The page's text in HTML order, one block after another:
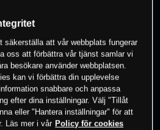
har en position i detta
handla
säkerställa att vår webbplats fungerar
oss att förbättra vår tjänst samlar vi
besökare använder webbplatsen.
kan vi förbättra din upplevelse
snabbare och anpassa
efter dina inställningar. Välj "Tillåt
eller "Hantera inställningar" för att
Läs mer i vår Policy för cookies